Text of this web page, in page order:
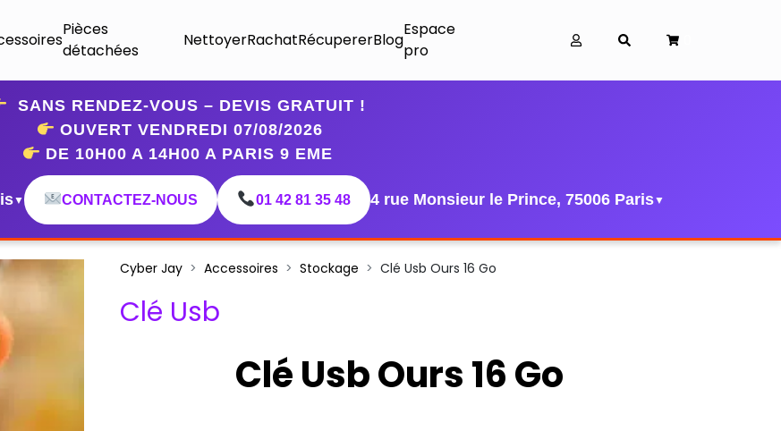
Pièces
détachées
NettoyerRachatRécupererBlog
Espace
pro
SANS RENDEZ-VOUS – DEVIS GRATUIT !
OUVERT VENDREDI 07/08/2026
DE 10H00 A 14H00 A PARIS 9 EME
▼ CONTACTEZ-NOUS 01 42 81 35 48 4 rue Monsieur le Prince, 75006 Paris▼
Cyber Jay Accessoires Stockage Clé Usb Ours 16 Go
Clé Usb
Clé Usb Ours 16 Go